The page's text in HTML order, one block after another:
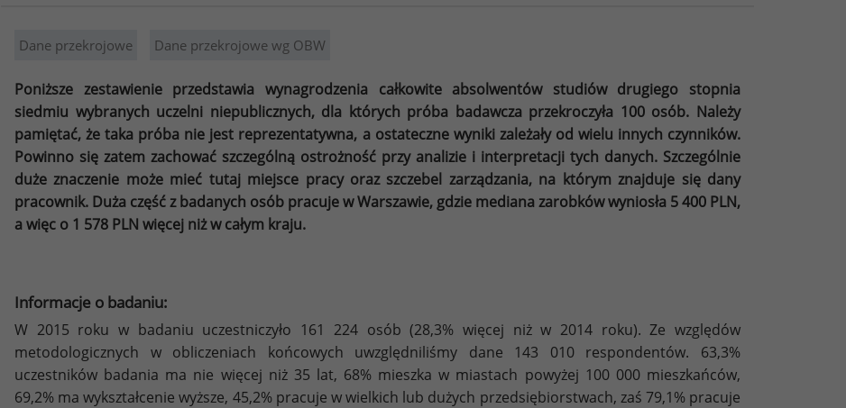
Dane przekrojowe Dane przekrojowe wg OBW
Poniższe zestawienie przedstawia wynagrodzenia całkowite absolwentów studiów drugiego stopnia
siedmiu wybranych uczelni niepublicznych, dla których próba badawcza przekroczyła 100 osób. Należy
pamiętać, że taka próba nie jest reprezentatywna, a ostateczne wyniki zależały od wielu innych czynników.
Powinno się zatem zachować szczególną ostrożność przy analizie i interpretacji tych danych. Szczególnie
duże znaczenie może mieć tutaj miejsce pracy oraz szczebel zarządzania, na którym znajduje się dany
pracownik. Duża część z badanych osób pracuje w Warszawie, gdzie mediana zarobków wyniosła 5 400 PLN,
a więc o 1 578 PLN więcej niż w całym kraju.
Informacje o badaniu:
W 2015 roku w badaniu uczestniczyło 161 224 osób (28,3% więcej niż w 2014 roku). Ze względów
metodologicznych w obliczeniach końcowych uwzględniliśmy dane 143 010 respondentów. 63,3%
uczestników badania ma nie więcej niż 35 lat, 68% mieszka w miastach powyżej 100 000 mieszkańców,
69,2% ma wykształcenie wyższe, 45,2% pracuje w wielkich lub dużych przedsiębiorstwach, zaś 79,1% pracuje